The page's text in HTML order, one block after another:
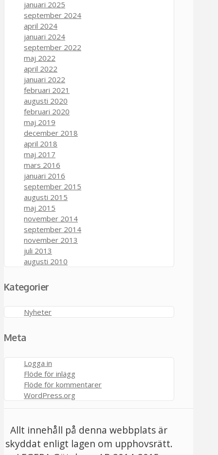
januari 2025
september 2024
april 2024
januari 2024
september 2022
maj 2022
april 2022
januari 2022
februari 2021
augusti 2020
februari 2020
maj 2019
december 2018
april 2018
maj 2017
mars 2016
januari 2016
september 2015
augusti 2015
maj 2015
november 2014
september 2014
november 2013
juli 2013
augusti 2010
Kategorier
Nyheter
Meta
Logga in
Flöde för inlägg
Flöde för kommentarer
WordPress.org
Allt innehåll på denna webbplats är
skyddat enligt lagen om upphovsrätt.